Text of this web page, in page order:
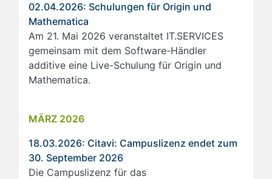
02.04.2026: Schulungen für Origin und
Mathematica
Am 21. Mai 2026 veranstaltet IT.SERVICES
gemeinsam mit dem Software-Händler
additive eine Live-Schulung für Origin und
Mathematica.
MÄRZ 2026
18.03.2026: Citavi: Campuslizenz endet zum
30. September 2026
Die Campuslizenz für das